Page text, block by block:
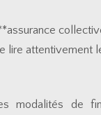
lire attentivement
modalités de